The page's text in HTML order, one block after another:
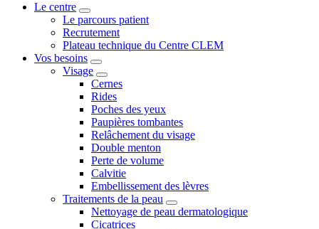
Le centre
Le parcours patient
Recrutement
Plateau technique du Centre CLEM
Vos besoins
Visage
Cernes
Rides
Poches des yeux
Paupières tombantes
Relâchement du visage
Double menton
Perte de volume
Calvitie
Embellissement des lèvres
Traitements de la peau
Nettoyage de peau dermatologique
Cicatrices